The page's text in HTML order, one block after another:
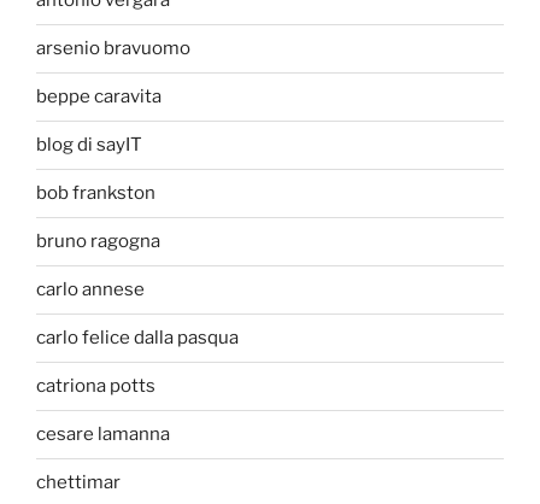
arsenio bravuomo
beppe caravita
blog di sayIT
bob frankston
bruno ragogna
carlo annese
carlo felice dalla pasqua
catriona potts
cesare lamanna
chettimar